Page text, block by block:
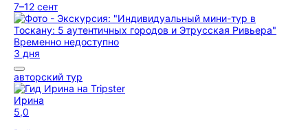
7–12 сент
Временно недоступно
3 дня
авторский тур
Ирина
5,0